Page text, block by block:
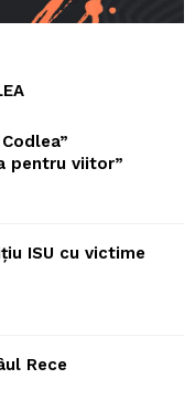
pentru viitor”
ISU cu victime
Rece